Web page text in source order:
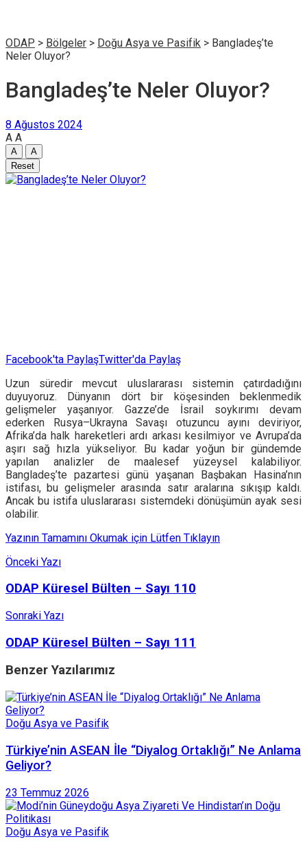
ODAP > Bölgeler > Doğu Asya ve Pasifik > Bangladeş’te
Neler Oluyor?
Bangladeş’te Neler Oluyor?
8 Ağustos 2024
A A
A
A
Reset
Facebook'ta PaylaşTwitter'da Paylaş
Uzun süredir mevcut uluslararası sistemin çatırdadığını
duyuyoruz. Dünyanın dört bir köşesinden beklenmedik
gelişmeler yaşanıyor. Gazze’de İsrail soykırımı devam
ederken Rusya–Ukrayna Savaşı otuzuncu ayını deviriyor,
Afrika’da halk hareketleri ardı arkası kesilmiyor ve Avrupa’da
aşırı sağ hızla yükseliyor. Bu kadar yoğun bir gündemde
yapılan analizler de maalesef yüzeysel kalabiliyor.
Bangladeş’te pazartesi günü yaşanan Başbakan Hasina’nın
istifası, bu gelişmeler arasında satır aralarına sıkışıp kaldı.
Ancak bu istifa uluslararası sistemdeki dönüşümün ayak sesi
olabilir.
Yazının Tamamını Okumak için Lütfen Tıklayın
Önceki Yazı
ODAP Küresel Bülten – Sayı 110
Sonraki Yazı
ODAP Küresel Bülten – Sayı 111
BenzerYazılarımız
Doğu Asya ve Pasifik
Türkiye’nin ASEAN İle “Diyalog Ortaklığı” Ne Anlama
Geliyor?
23 Temmuz 2026
Doğu Asya ve Pasifik